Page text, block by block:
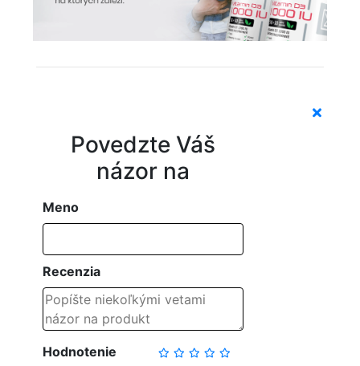
Povedzte Váš
názor na
Meno
Recenzia
Hodnotenie